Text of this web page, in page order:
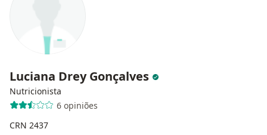
Luciana Drey Gonçalves
Nutricionista
6 opiniões
CRN 2437